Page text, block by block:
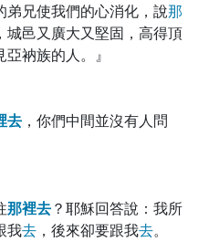
弟兄使我們的心消化，說那
城邑又廣大又堅固，高得頂
亞衲族的人。』
去 ，你們中間並沒有人問
那裡去？耶穌回答說：我所
我去 ，後來卻要跟我去。